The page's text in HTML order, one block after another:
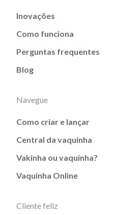
Inovações
Como funciona
Perguntas frequentes
Blog
Navegue
Como criar e lançar
Central da vaquinha
Vakinha ou vaquinha?
Vaquinha Online
Cliente feliz